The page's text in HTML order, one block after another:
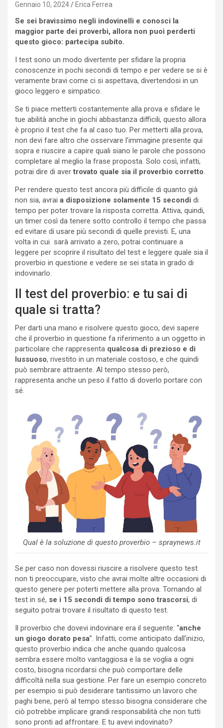
Gennaio 10, 2024 Erica Ferrea
Se sei bravissimo negli indovinelli e conosci la
maggior parte dei proverbi, allora non puoi perderti
questo gioco: partecipa subito.
I test sono un modo divertente per sfidare la propria
conoscenze in pochi secondi di tempo e per vedere se si è
veramente bravi come ci si aspettava, divertendosi in un
gioco leggero e simpatico.
Se ti piace metterti costantemente alla prova e sfidare le
tue abilità anche in giochi abbastanza difficili, questo allora
è proprio il test che fa al caso tuo. Per metterti alla prova,
non devi fare altro che osservare l’immagine presente qui
sopra e riuscire a capire quali siano le parole che possono
completare al meglio la frase proposta. Solo così, infatti,
potrai dire di avertrovato quale sia il proverbio corretto.
Per rendere questo test ancora più difficile di quanto già
non sia, avrai a disposizione solamente 15 secondi di
tempo per poter trovare la risposta corretta. Attiva, quindi,
un timer così da tenere sotto controllo il tempo che passa
ed evitare di usare più secondi di quelle previsti. E, una
volta in cui sarà arrivato a zero, potrai continuare a
leggere per scoprire il risultato del test e leggere quale sia il
proverbio in questione e vedere se sei stata in grado di
indovinarlo.
Il test del proverbio: e tu sai di
quale si tratta?
Per darti una mano e risolvere questo gioco, devi sapere
che il proverbio in questione fa riferimento a un oggetto in
particolare che rappresenta qualcosa di prezioso e di
lussuoso, rivestito in un materiale costoso, e che quindi
può sembrare attraente. Al tempo stesso però,
rappresenta anche un peso il fatto di doverlo portare con
sé.
Qual è la soluzione di questo proverbio – spraynews.it
Se per caso non dovessi riuscire a risolvere questo test
non ti preoccupare, visto che avrai molte altre occasioni di
questo genere per poterti mettere alla prova. Tornando al
test in sé, se i 15 secondi di tempo sono trascorsi, di
seguito potrai trovare il risultato di questo test.
Il proverbio che dovevi indovinare era il seguente: “anche
un giogo dorato pesa”. Infatti, come anticipato dall’inizio,
questo proverbio indica che anche quando qualcosa
sembra essere molto vantaggiosa e la se voglia a ogni
costo, bisogna ricordarsi che può comportare delle
difficoltà nella sua gestione. Per fare un esempio concreto
per esempio si può desiderare tantissimo un lavoro che
paghi bene, però al tempo stesso bisogna considerare che
ciò potrebbe implicare grandi responsabilità che non tutti
sono pronti ad affrontare. E tu avevi indovinato?